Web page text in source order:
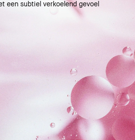
een subtiel verkoelend gevoel